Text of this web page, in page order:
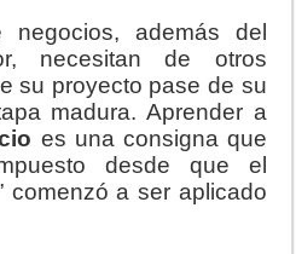
negocios, además del
necesitan de otros
su proyecto pase de su
madura. Aprender a
es una consigna que
desde que el
comenzó a ser aplicado